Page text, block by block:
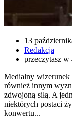
13
Redakcja
przeczytasz
Medialny wizerunek
również innym
zdwojoną siłą. A
niektórych postaci
konwertu...